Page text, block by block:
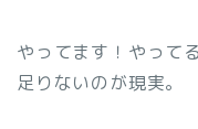
やってます！やって
足りないのが現実。